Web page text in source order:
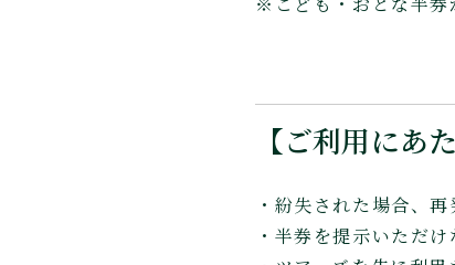
【ご利用にあ
・紛失された場合、
・半券を提示いただ